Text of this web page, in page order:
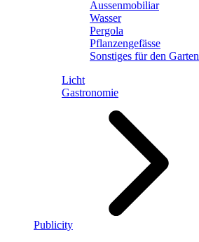
Aussenmobiliar
Wasser
Pergola
Pflanzengefässe
Sonstiges für den Garten
Licht
Gastronomie
Publicity